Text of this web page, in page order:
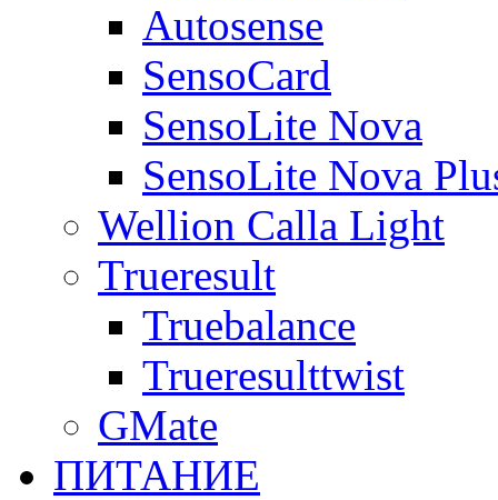
Autosense
SensoCard
SensoLite Nova
SensoLite Nova
Wellion Calla Light
Trueresult
Truebalance
Trueresulttwist
GMate
ПИТАНИЕ